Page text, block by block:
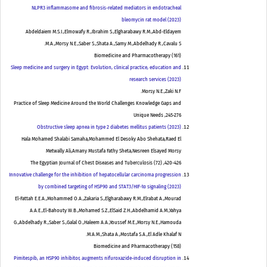
NLPR3 inflammasome and fibrosis-related mediators in endotracheal
bleomycin rat model (2023)
Abdeldaiem M.S.I.,Elmowafy R.,Ibrahim S.,Elgharabawy R.M.,Abd-Eldayem
M.A.,Morsy N.E.,Saber S.,Shata A.,Samy M.,Abdelhady R.,Cavalu S.
Biomedicine and Pharmacotherapy (161)
Sleep medicine and surgery in Egypt: Evolution, clinical practice, education and
research services (2023)
Morsy N.E.,Zaki N.F.
Practice of Sleep Medicine Around the World Challenges Knowledge Gaps and
Unique Needs ,245-276
Obstructive sleep apnea in type 2 diabetes mellitus patients (2023)
Hala Mohamed Shalabi Samaha,Mohammed El Desoky Abo Shehata,Raed El
Metwally Ali,Amany Mustafa Fathy Sheta,Nesreen Elsayed Morsy
The Egyptian Journal of Chest Diseases and Tuberculosis (72) ,420-426
Innovative challenge for the inhibition of hepatocellular carcinoma progression
by combined targeting of HSP90 and STAT3/HIF-1α signaling (2023)
El-Fattah E.E.A.,Mohammed O.A.,Zakaria S.,Elgharabawy R.M.,Elrabat A.,Mourad
A.A.E.,El-Bahouty W.B.,Mohamed S.Z.,ElSaid Z.H.,Abdelhamid A.M.,Yahya
G.,Abdelhady R.,Saber S.,Galal O.,Haleem A.A.,Youssef M.E.,Morsy N.E.,Hamouda
M.A.M.,Shata A.,Mostafa S.A.,El Adle Khalaf N.
Biomedicine and Pharmacotherapy (158)
Pimitespib, an HSP90 inhibitor, augments nifuroxazide-induced disruption in